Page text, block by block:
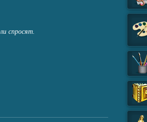
спросят.